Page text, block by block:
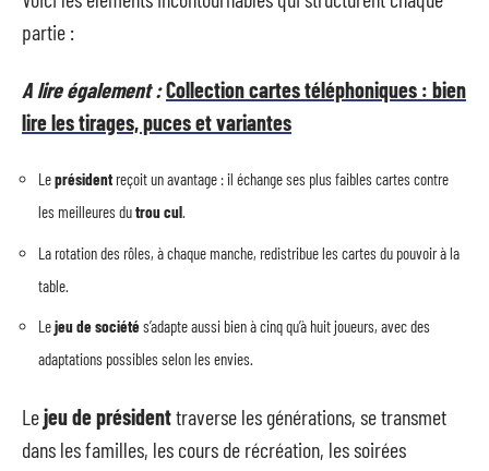
partie :
A lire également :Collection cartes téléphoniques : bien
lire les tirages, puces et variantes
Leprésident reçoit un avantage : il échange ses plus faibles cartes contre
les meilleures dutrou cul.
La rotation des rôles, à chaque manche, redistribue les cartes du pouvoir à la
table.
Lejeu de sociétés’adapte aussi bien à cinq qu’à huit joueurs, avec des
adaptations possibles selon les envies.
Lejeu de présidenttraverse les générations, se transmet
dans les familles, les cours de récréation, les soirées